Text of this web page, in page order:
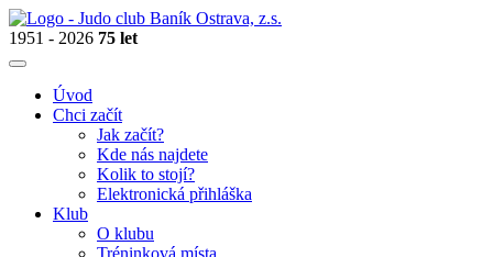
1951 - 2026 75 let
Úvod
Chci začít
Jak začít?
Kde nás najdete
Kolik to stojí?
Elektronická přihláška
Klub
O klubu
Tréninková místa